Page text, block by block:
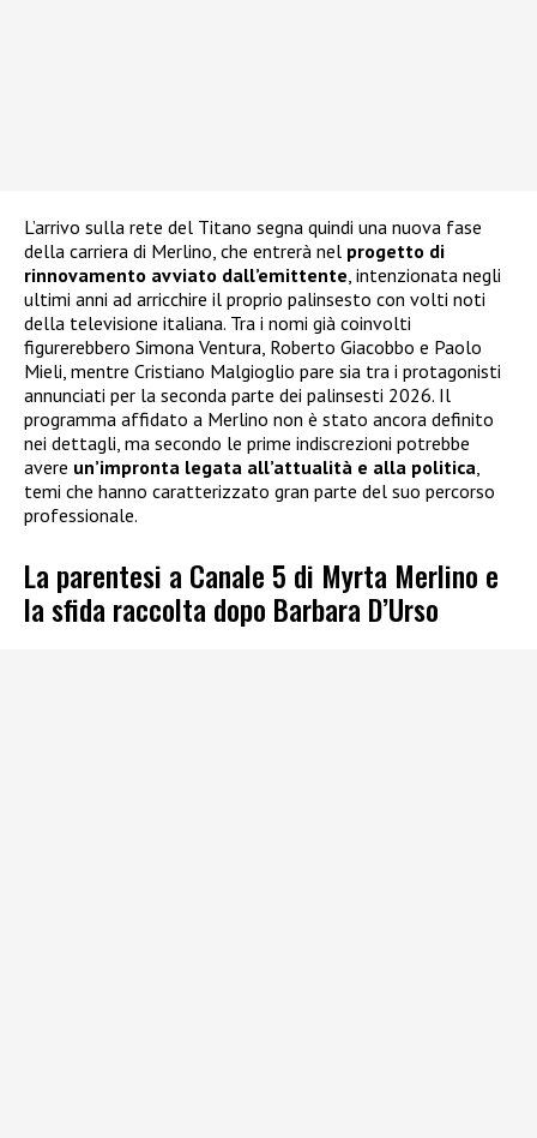
L’arrivo sulla rete del Titano segna quindi una nuova fase
della carriera di Merlino, che entrerà nel progetto di
rinnovamento avviato dall’emittente, intenzionata negli
ultimi anni ad arricchire il proprio palinsesto con volti noti
della televisione italiana. Tra i nomi già coinvolti
figurerebbero Simona Ventura, Roberto Giacobbo e Paolo
Mieli, mentre Cristiano Malgioglio pare sia tra i protagonisti
annunciati per la seconda parte dei palinsesti 2026. Il
programma affidato a Merlino non è stato ancora definito
nei dettagli, ma secondo le prime indiscrezioni potrebbe
avere un’impronta legata all’attualità e alla politica,
temi che hanno caratterizzato gran parte del suo percorso
professionale.
La parentesi a Canale 5 di Myrta Merlino e
la sfida raccolta dopo Barbara D’Urso